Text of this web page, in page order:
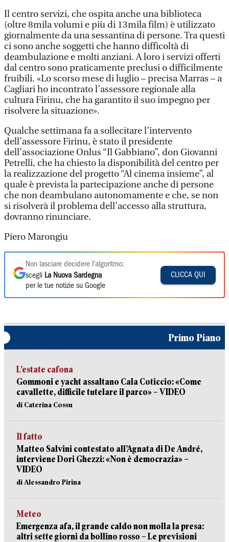
Il centro servizi, che ospita anche una biblioteca
(oltre 8mila volumi e più di 13mila film) è utilizzato
giornalmente da una sessantina di persone. Tra questi
ci sono anche soggetti che hanno difficoltà di
deambulazione e molti anziani. A loro i servizi offerti
dal centro sono praticamente preclusi o difficilmente
fruibili. «Lo scorso mese di luglio – precisa Marras – a
Cagliari ho incontrato l’assessore regionale alla
cultura Firinu, che ha garantito il suo impegno per
risolvere la situazione».
Qualche settimana fa a sollecitare l’intervento
dell’assessore Firinu, è stato il presidente
dell’associazione Onlus “Il Gabbiano”, don Giovanni
Petrelli, che ha chiesto la disponibilità del centro per
la realizzazione del progetto “Al cinema insieme”, al
quale è prevista la partecipazione anche di persone
che non deambulano autonomamente e che, se non
si risolverà il problema dell’accesso alla struttura,
dovranno rinunciare.
Piero Marongiu
Non lasciare decidere l'algoritmo:
scegli La Nuova Sardegna
per le tue notizie su Google
CLICCA QUI
Primo Piano
L’estate cafona
Gommoni e yacht assaltano Cala Coticcio: «Come
cavallette, difficile tutelare il parco» – VIDEO
di Caterina Cossu
Il fatto
Matteo Salvini contestato all’Agnata di De André,
interviene Dori Ghezzi: «Non è democrazia» –
VIDEO
di Alessandro Pirina
Meteo
Emergenza afa, il grande caldo non molla la presa:
altri sette giorni da bollino rosso – Le previsioni